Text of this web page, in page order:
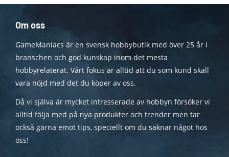
Om oss
GameManiacs är en svensk hobbybutik med över 25 år i
branschen och god kunskap inom det mesta
hobbyrelaterat. Vårt fokus är alltid att du som kund skall
vara nöjd med det du köper av oss.
Då vi själva är mycket intresserade av hobbyn försöker vi
alltid följa med på nya produkter och trender men tar
också gärna emot tips, speciellt om du saknar något hos
oss!